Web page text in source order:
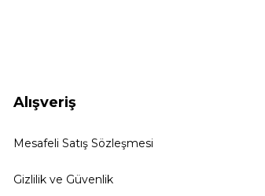
Alışveriş
Mesafeli Satış Sözleşmesi
Gizlilik ve Güvenlik